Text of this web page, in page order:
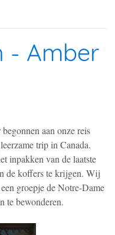
- Amber
aan onze reis
trip in Canada.
inpakken van de laatste
de koffers te krijgen. Wij
groepje de Notre-Dame
te bewonderen.